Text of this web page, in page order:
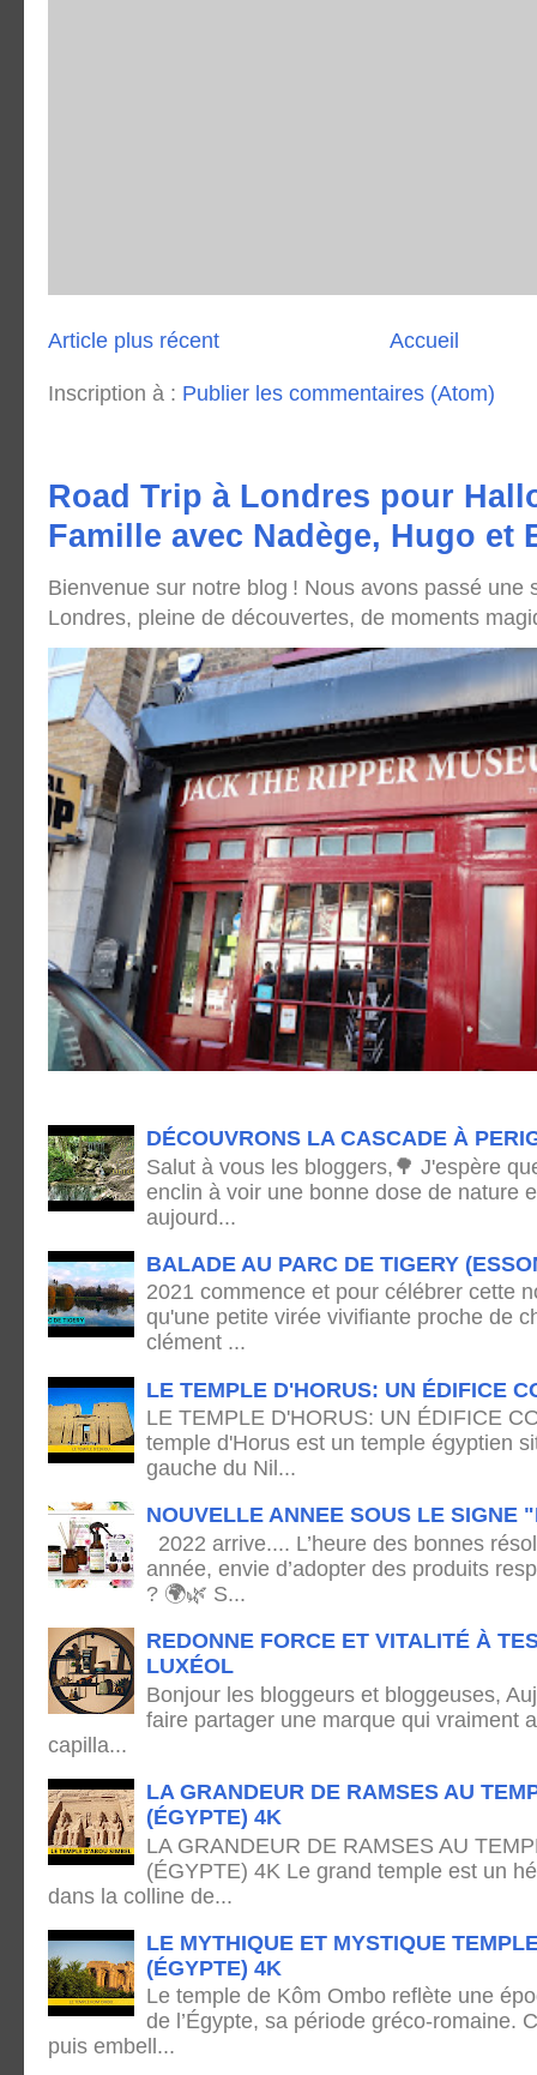
Article plus récent Accueil
Inscription à : Publier les commentaires (Atom)
Road Trip à Londres pour
Famille avec Nadège, Hugo et
Bienvenue sur notre blog ! Nous avons passé une
Londres, pleine de découvertes, de moments
DÉCOUVRONS LA CASCADE À
Salut à vous les bloggers,🌳 J'espère
enclin à voir une bonne dose de nature
aujourd...
BALADE AU PARC DE TIGERY
2021 commence et pour célébrer cette
qu'une petite virée vivifiante proche de
clément ...
LE TEMPLE D'HORUS: UN ÉDIFICE
LE TEMPLE D'HORUS: UN ÉDIFICE
temple d'Horus est un temple égyptien
gauche du Nil...
NOUVELLE ANNEE SOUS LE SIGNE
2022 arrive.... L’heure des bonnes
année, envie d’adopter des produits
? 🌍🌿 S...
REDONNE FORCE ET VITALITÉ À
LUXÉOL
Bonjour les bloggeurs et bloggeuses,
faire partager une marque qui vraiment
capilla...
LA GRANDEUR DE RAMSES AU
(ÉGYPTE) 4K
LA GRANDEUR DE RAMSES AU
(ÉGYPTE) 4K Le grand temple est un
dans la colline de...
LE MYTHIQUE ET MYSTIQUE
(ÉGYPTE) 4K
Le temple de Kôm Ombo reflète une
de l’Égypte, sa période gréco-romaine.
puis embell...